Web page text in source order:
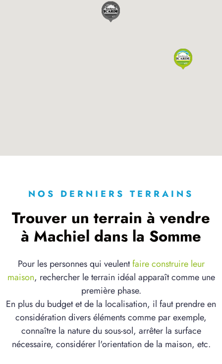
NOS DERNIERS TERRAINS
Trouver un terrain à vendre
à Machiel dans la Somme
Pour les personnes qui veulentfaire construire leur
maison, rechercher le terrain idéal apparaît comme une
première phase.
En plus du budget et de la localisation, il faut prendre en
considération divers éléments comme par exemple,
connaître la nature du sous-sol, arrêter la surface
nécessaire, considérer l'orientation de la maison, etc.